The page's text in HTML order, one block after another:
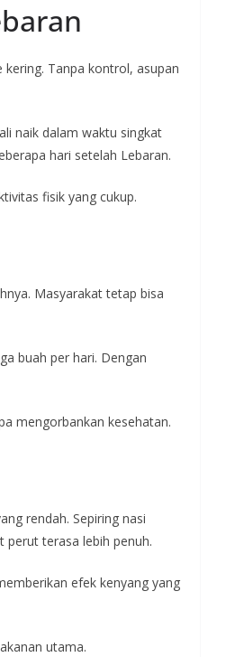
Tanpa kontrol, asupan
naik dalam waktu singkat
hari setelah Lebaran.
fisik yang cukup.
Masyarakat tetap bisa
buah per hari. Dengan
mengorbankan kesehatan.
rendah. Sepiring nasi
perut terasa lebih penuh.
efek kenyang yang
utama.